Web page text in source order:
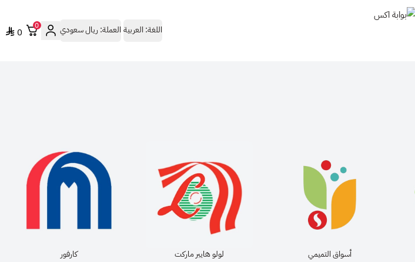
اللغة: العربية العملة:ريال سعودي 0
0
أسواق التميمي لولو هايبر ماركت كارفور